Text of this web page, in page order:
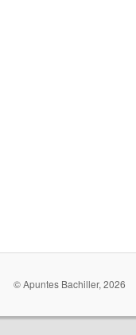
© Apuntes Bachiller, 2026